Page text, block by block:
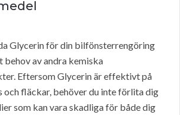
Glycerin för din bilfönsterrengöring
behov av andra kemiska
Eftersom Glycerin är effektivt på
och fläckar, behöver du inte förlita dig
som kan vara skadliga för både dig